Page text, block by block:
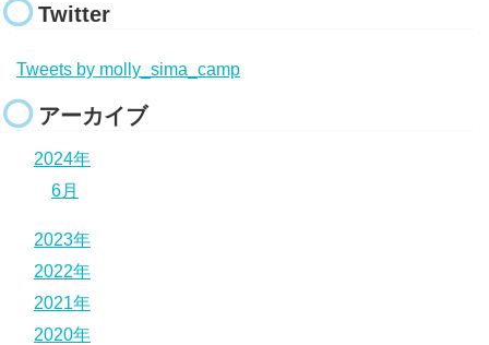
Twitter
Tweets by molly_sima_camp
アーカイブ
2024年
6月
2023年
2022年
2021年
2020年